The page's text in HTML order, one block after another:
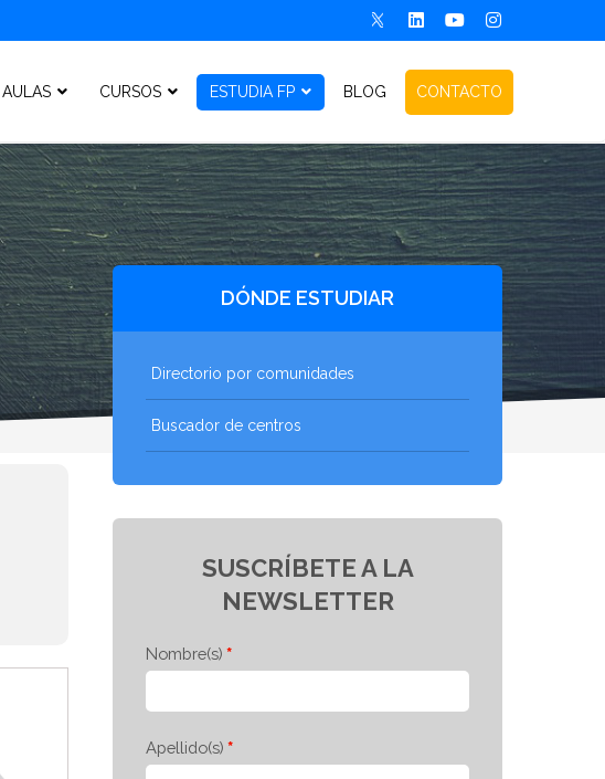
AULAS CURSOS ESTUDIA FP BLOG CONTACTO
DÓNDE ESTUDIAR
Directorio por comunidades
Buscador de centros
SUSCRÍBETE A LA
NEWSLETTER
Nombre(s)
Apellido(s)